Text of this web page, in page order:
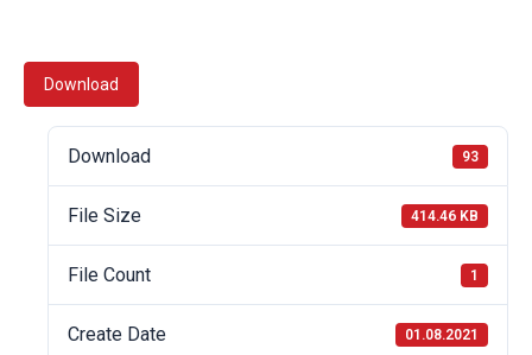
Download
Download 93
File Size 414.46 KB
File Count 1
Create Date 01.08.2021